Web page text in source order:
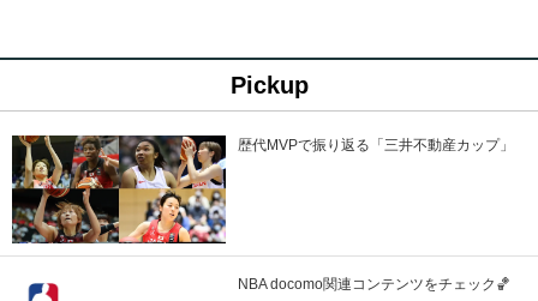
Pickup
歴代MVPで振り返る「三井不動産カップ」
NBA docomo関連コンテンツをチェック🏀